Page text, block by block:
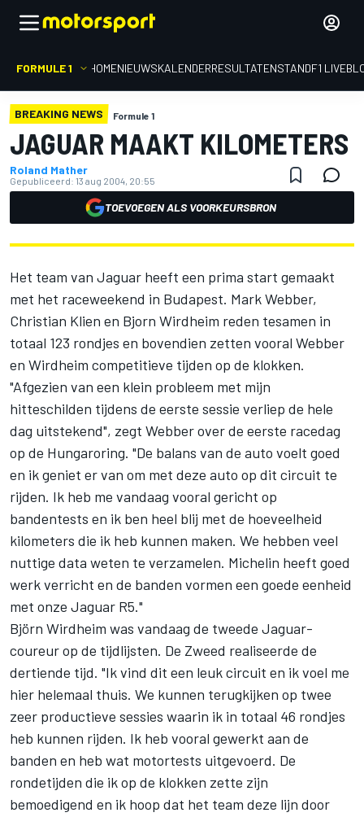
FORMULE 1 HOMENIEUWSKALENDERRESULTATENSTANDF1
BREAKING NEWS Formule 1
JAGUAR MAAKT KILOMETERS
Roland Mather
Gepubliceerd: 13 aug 2004, 20:55
TOEVOEGEN ALS VOORKEURSBRON
Het team van Jaguar heeft een prima start gemaakt
met het raceweekend in Budapest. Mark Webber,
Christian Klien en Bjorn Wirdheim reden tesamen in
totaal 123 rondjes en bovendien zetten vooral Webber
en Wirdheim competitieve tijden op de klokken.
"Afgezien van een klein probleem met mijn
hitteschilden tijdens de eerste sessie verliep de hele
dag uitstekend", zegt Webber over de eerste racedag
op de Hungaroring. "De balans van de auto voelt goed
en ik geniet er van om met deze auto op dit circuit te
rijden. Ik heb me vandaag vooral gericht op
bandentests en ik ben heel blij met de hoeveelheid
kilometers die ik heb kunnen maken. We hebben veel
nuttige data weten te verzamelen. Michelin heeft goed
werk verricht en de banden vormen een goede eenheid
met onze Jaguar R5."
Björn Wirdheim was vandaag de tweede Jaguar-
coureur op de tijdlijsten. De Zweed realiseerde de
dertiende tijd. "Ik vind dit een leuk circuit en ik voel me
hier helemaal thuis. We kunnen terugkijken op twee
zeer productieve sessies waarin ik in totaal 46 rondjes
heb kunnen rijden. Ik heb vooral gewerkt aan de
banden en heb wat motortests uitgevoerd. De
rondetijden die ik op de klokken zette zijn
bemoedigend en ik hoop dat het team deze lijn door